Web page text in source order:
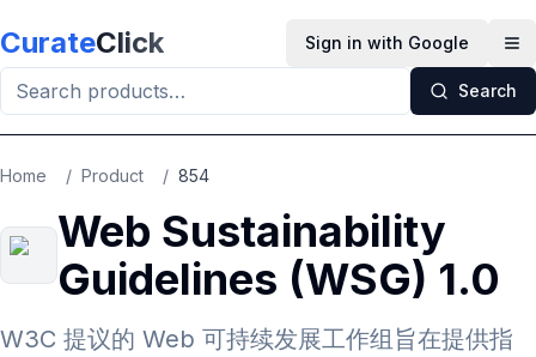
CurateClick Sign in with Google
Search
Home / Product / 854
Web Sustainability
Guidelines (WSG) 1.0
W3C 提议的 Web 可持续发展工作组旨在提供指